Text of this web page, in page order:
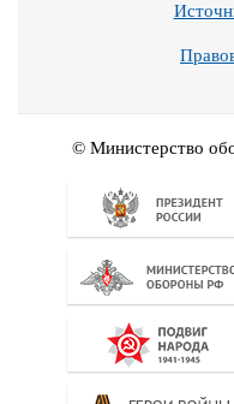
© Министерство